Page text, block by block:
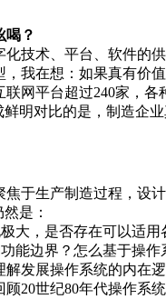
喝？
技术、平台、软件的
我在想：如果真有价
网平台超过240家，
明对比的是，制造企
于生产制造过程，设
是：
大，是否存在可以适
能边界？怎么基于操
发展操作系统的内在
20世纪80年代操作系